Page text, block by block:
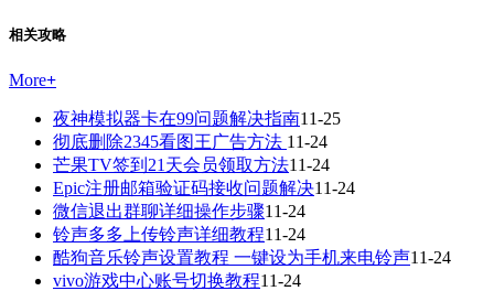
相关攻略
More+
夜神模拟器卡在99问题解决指南11-25
彻底删除2345看图王广告方法 11-24
芒果TV签到21天会员领取方法11-24
Epic注册邮箱验证码接收问题解决11-24
微信退出群聊详细操作步骤11-24
铃声多多上传铃声详细教程11-24
酷狗音乐铃声设置教程 一键设为手机来电铃声11-24
vivo游戏中心账号切换教程11-24